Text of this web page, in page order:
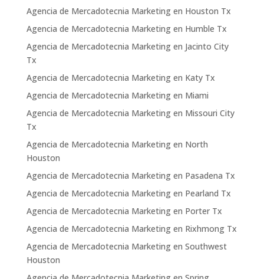
Agencia de Mercadotecnia Marketing en Houston Tx
Agencia de Mercadotecnia Marketing en Humble Tx
Agencia de Mercadotecnia Marketing en Jacinto City
Tx
Agencia de Mercadotecnia Marketing en Katy Tx
Agencia de Mercadotecnia Marketing en Miami
Agencia de Mercadotecnia Marketing en Missouri City
Tx
Agencia de Mercadotecnia Marketing en North
Houston
Agencia de Mercadotecnia Marketing en Pasadena Tx
Agencia de Mercadotecnia Marketing en Pearland Tx
Agencia de Mercadotecnia Marketing en Porter Tx
Agencia de Mercadotecnia Marketing en Rixhmong Tx
Agencia de Mercadotecnia Marketing en Southwest
Houston